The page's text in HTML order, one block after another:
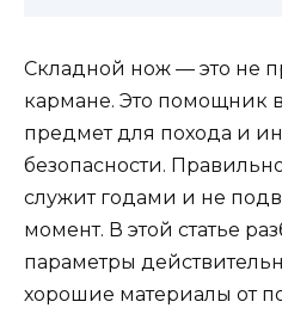
Складной нож — это не
кармане. Это помощник
предмет для похода и
безопасности.
служит годами и не
момент. В этой статье
параметры
хорошие материалы от